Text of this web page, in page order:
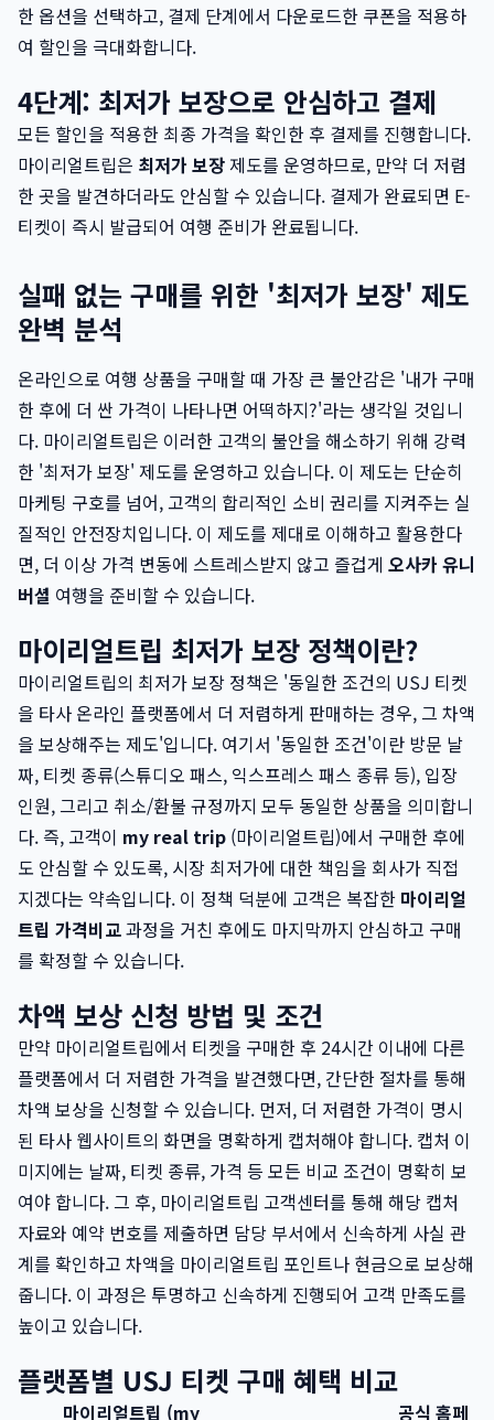
한 옵션을 선택하고, 결제 단계에서 다운로드한 쿠폰을 적용하
여 할인을 극대화합니다.
4단계: 최저가 보장으로 안심하고 결제
모든 할인을 적용한 최종 가격을 확인한 후 결제를 진행합니다.
마이리얼트립은 최저가 보장제도를 운영하므로, 만약 더 저렴
한 곳을 발견하더라도 안심할 수 있습니다. 결제가 완료되면 E-
티켓이 즉시 발급되어 여행 준비가 완료됩니다.
실패 없는 구매를 위한 '최저가 보장' 제도
완벽 분석
온라인으로 여행 상품을 구매할 때 가장 큰 불안감은 '내가 구매
한 후에 더 싼 가격이 나타나면 어떡하지?'라는 생각일 것입니
다. 마이리얼트립은 이러한 고객의 불안을 해소하기 위해 강력
한 '최저가 보장' 제도를 운영하고 있습니다. 이 제도는 단순히
마케팅 구호를 넘어, 고객의 합리적인 소비 권리를 지켜주는 실
질적인 안전장치입니다. 이 제도를 제대로 이해하고 활용한다
면, 더 이상 가격 변동에 스트레스받지 않고 즐겁게 오사카 유니
버셜 여행을 준비할 수 있습니다.
마이리얼트립 최저가 보장 정책이란?
마이리얼트립의 최저가 보장 정책은 '동일한 조건의 USJ 티켓
을 타사 온라인 플랫폼에서 더 저렴하게 판매하는 경우, 그 차액
을 보상해주는 제도'입니다. 여기서 '동일한 조건'이란 방문 날
짜, 티켓 종류(스튜디오 패스, 익스프레스 패스 종류 등), 입장
인원, 그리고 취소/환불 규정까지 모두 동일한 상품을 의미합니
다. 즉, 고객이 my real trip (마이리얼트립)에서 구매한 후에
도 안심할 수 있도록, 시장 최저가에 대한 책임을 회사가 직접
지겠다는 약속입니다. 이 정책 덕분에 고객은 복잡한 마이리얼
트립 가격비교과정을 거친 후에도 마지막까지 안심하고 구매
를 확정할 수 있습니다.
차액 보상 신청 방법 및 조건
만약 마이리얼트립에서 티켓을 구매한 후 24시간 이내에 다른
플랫폼에서 더 저렴한 가격을 발견했다면, 간단한 절차를 통해
차액 보상을 신청할 수 있습니다. 먼저, 더 저렴한 가격이 명시
된 타사 웹사이트의 화면을 명확하게 캡처해야 합니다. 캡처 이
미지에는 날짜, 티켓 종류, 가격 등 모든 비교 조건이 명확히 보
여야 합니다. 그 후, 마이리얼트립 고객센터를 통해 해당 캡처
자료와 예약 번호를 제출하면 담당 부서에서 신속하게 사실 관
계를 확인하고 차액을 마이리얼트립 포인트나 현금으로 보상해
줍니다. 이 과정은 투명하고 신속하게 진행되어 고객 만족도를
높이고 있습니다.
플랫폼별 USJ 티켓 구매 혜택 비교
마이리얼트립 (my 공식 홈페